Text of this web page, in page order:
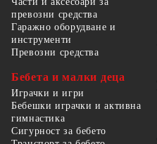
превозни средства
Гаражно оборудване и
инструменти
Превозни средства
Бебета и малки деца
Играчки и игри
Бебешки играчки и активна
гимнастика
Сигурност за бебето